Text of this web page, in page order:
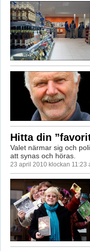
Hitta din
Valet närmar sig och
att synas och höras.
23 april 2010 klockan 11:23